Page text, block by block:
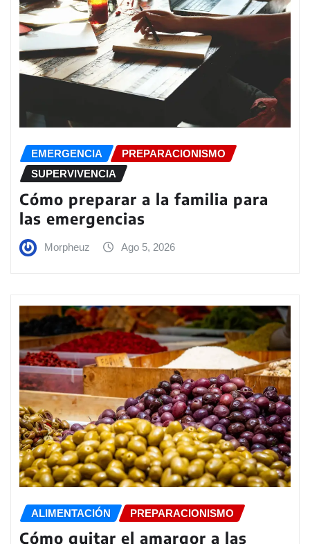
EMERGENCIA
PREPARACIONISMO
SUPERVIVENCIA
Cómo preparar a la familia para
las emergencias
Morpheuz Ago 5, 2026
ALIMENTACIÓN PREPARACIONISMO
Cómo quitar el amargor a las